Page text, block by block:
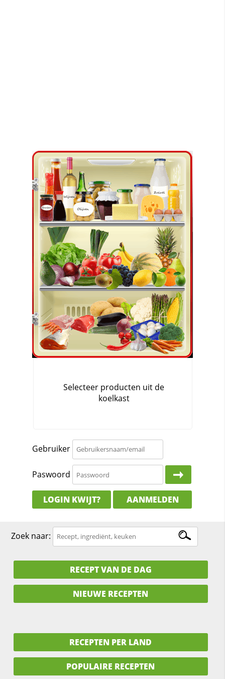
Gebruiker
Paswoord
LOGIN KWIJT? AANMELDEN
Zoek naar:
RECEPT VAN DE DAG
NIEUWE RECEPTEN
RECEPTEN PER LAND
POPULAIRE RECEPTEN